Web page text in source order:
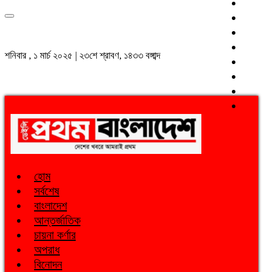
শনিবার , ১ মার্চ ২০২৫ | ২৩শে শ্রাবণ, ১৪৩৩ বঙ্গাব্দ
হোম
সর্বশেষ
বাংলাদেশ
আন্তর্জাতিক
চায়না কর্ণার
অপরাধ
বিনোদন